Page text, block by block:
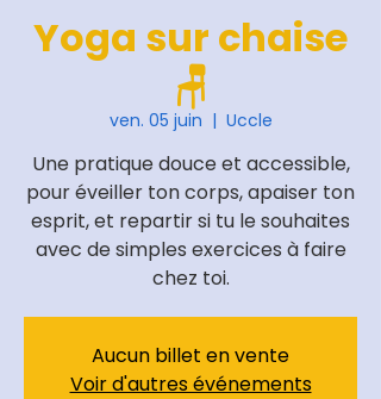
Yoga sur chaise
🪑
ven. 05 juin
  |
Uccle
Une pratique douce et accessible,
pour éveiller ton corps, apaiser ton
esprit, et repartir si tu le souhaites
avec de simples exercices à faire
chez toi.
Aucun billet en vente
Voir d'autres événements